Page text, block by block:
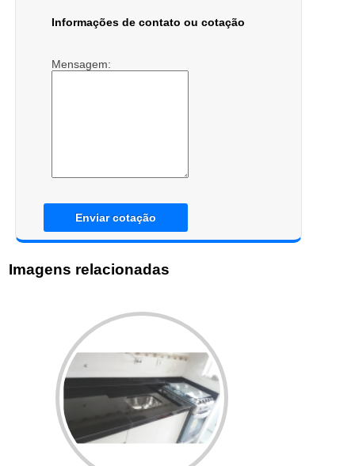
Informações de contato ou cotação
Mensagem:
Enviar cotação
Imagens relacionadas